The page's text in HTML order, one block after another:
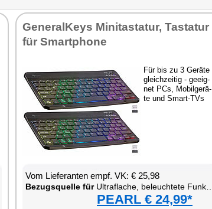
Ge­ne­ral­Keys Mi­ni­tas­ta­tur, Tas­ta­tur
für Smart­pho­ne
Für bis zu 3 Ge­rä­te
gleich­zei­tig - ge­eig­
net PCs, Mo­bil­ge­rä­
te und Smart-TVs
Vom Lie­fe­ran­ten empf. VK: € 25,98
Be­zugs­quel­le fürUl­traf­la­che, be­leuch­te­te Funk- & Blue­tooth Tas­ta­tur
PEARL € 24,99*